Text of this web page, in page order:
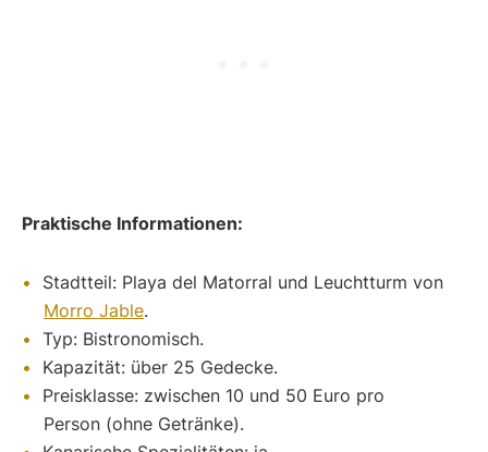
Praktische Informationen:
Stadtteil: Playa del Matorral und Leuchtturm von
Morro Jable.
Typ: Bistronomisch.
Kapazität: über 25 Gedecke.
Preisklasse: zwischen 10 und 50 Euro pro
Person (ohne Getränke).